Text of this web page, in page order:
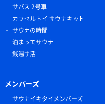
サバス 2号車
カプセルトイ サウナキット
サウナの時間
泊まってサウナ
銭湯サ活
メンバーズ
サウナイキタイメンバーズ